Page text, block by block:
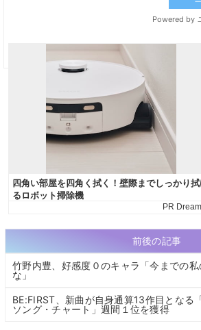
前後の記事
竹野内豊、好感度０のキャラ「今までの
な」
BE:FIRST、新曲が自身通算13作目となる
ソング・チャート」週間１位を獲得